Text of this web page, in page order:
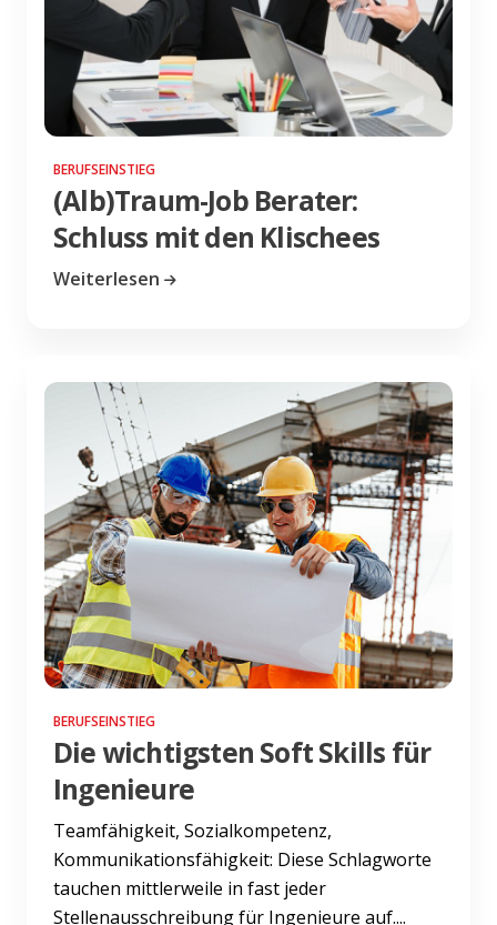
BERUFSEINSTIEG
(Alb)Traum-Job Berater:
Schluss mit den Klischees
Weiterlesen
BERUFSEINSTIEG
Die wichtigsten Soft Skills für
Ingenieure
Teamfähigkeit, Sozialkompetenz,
Kommunikationsfähigkeit: Diese Schlagworte
tauchen mittlerweile in fast jeder
Stellenausschreibung für Ingenieure auf....